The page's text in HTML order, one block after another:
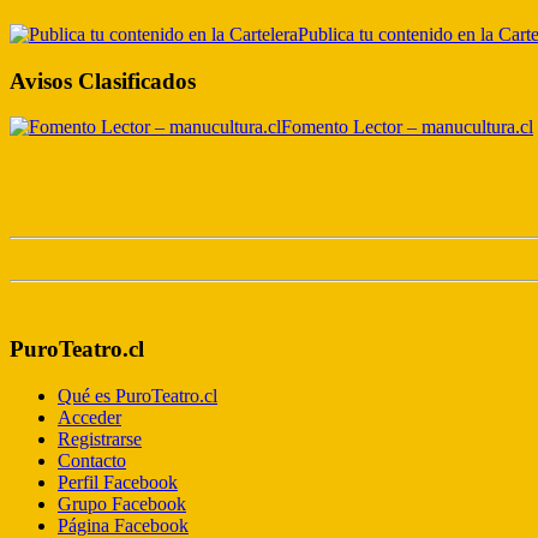
Publica tu contenido en la
Avisos Clasificados
Fomento Lector – manucultura.cl
PuroTeatro.cl
Qué es PuroTeatro.cl
Acceder
Registrarse
Contacto
Perfil Facebook
Grupo Facebook
Página Facebook